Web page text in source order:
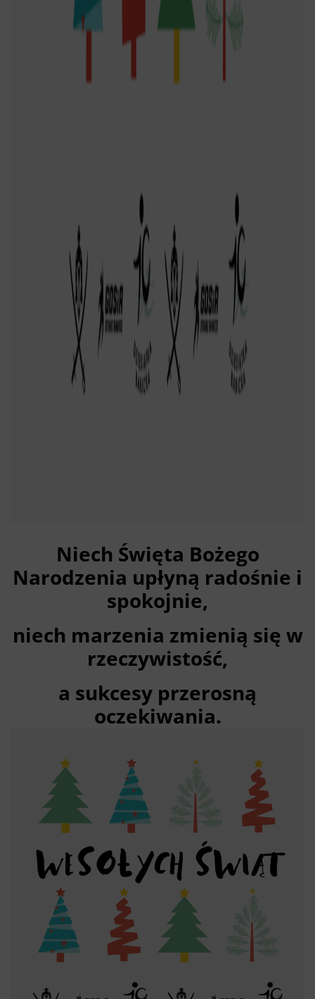
Niech Święta Bożego
Narodzenia upłyną radośnie i
spokojnie,
niech marzenia zmienią się w
rzeczywistość,
a sukcesy przerosną
oczekiwania.